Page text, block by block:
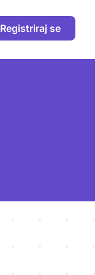
Registriraj se